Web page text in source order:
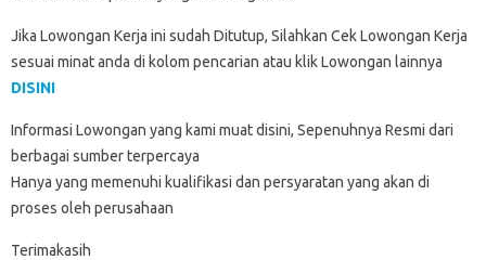
Jika Lowongan Kerja ini sudah Ditutup, Silahkan Cek Lowongan Kerja
sesuai minat anda di kolom pencarian atau klik Lowongan lainnya
DISINI
Informasi Lowongan yang kami muat disini, Sepenuhnya Resmi dari
berbagai sumber terpercaya
Hanya yang memenuhi kualifikasi dan persyaratan yang akan di
proses oleh perusahaan
Terimakasih